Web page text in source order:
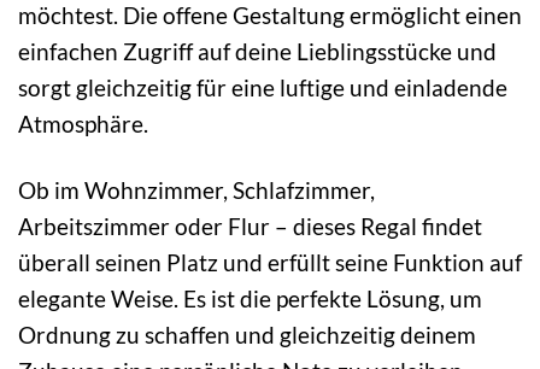
möchtest. Die offene Gestaltung ermöglicht einen
einfachen Zugriff auf deine Lieblingsstücke und
sorgt gleichzeitig für eine luftige und einladende
Atmosphäre.
Ob im Wohnzimmer, Schlafzimmer,
Arbeitszimmer oder Flur – dieses Regal findet
überall seinen Platz und erfüllt seine Funktion auf
elegante Weise. Es ist die perfekte Lösung, um
Ordnung zu schaffen und gleichzeitig deinem